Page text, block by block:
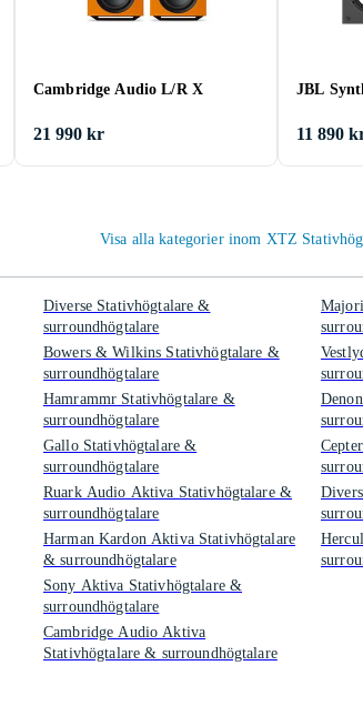
Cambridge Audio L/R X
21 990 kr
JBL
11 890
Visa alla kategorier inom XTZ
Diverse Stativhögtalare &
surroundhögtalare
Bowers & Wilkins Stativhögtalare &
surroundhögtalare
Hamrammr Stativhögtalare &
surroundhögtalare
Gallo Stativhögtalare &
surroundhögtalare
Ruark Audio Aktiva Stativhögtalare &
surroundhögtalare
Harman Kardon Aktiva Stativhögtalare
& surroundhögtalare
Sony Aktiva Stativhögtalare &
surroundhögtalare
Cambridge Audio Aktiva
Stativhögtalare & surroundhögtalare